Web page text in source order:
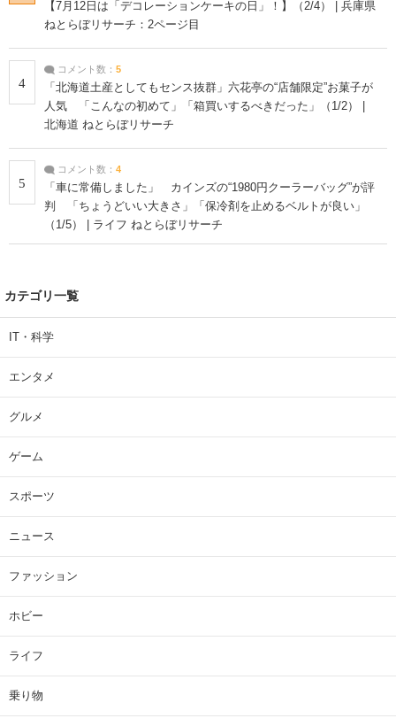
【7月12日は「デコレーションケーキの日」！】（2/4） | 兵庫県
ねとらぼリサーチ：2ページ目
4
コメント数： 5
「北海道土産としてもセンス抜群」六花亭の“店舗限定”お菓子が
人気 「こんなの初めて」「箱買いするべきだった」（1/2） |
北海道 ねとらぼリサーチ
5
コメント数： 4
「車に常備しました」 カインズの“1980円クーラーバッグ”が評
判 「ちょうどいい大きさ」「保冷剤を止めるベルトが良い」
（1/5） | ライフ ねとらぼリサーチ
カテゴリ一覧
IT・科学
エンタメ
グルメ
ゲーム
スポーツ
ニュース
ファッション
ホビー
ライフ
乗り物